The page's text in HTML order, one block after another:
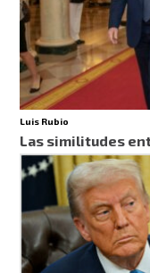
Luis Rubio
Las similitudes